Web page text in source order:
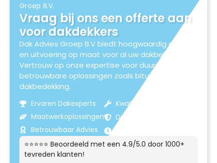
Groep B.V.
Vraag bij ons een offerte aan
voor dakdekkers
Dak Advies Groep B.V biedt hoogwaardig advies
en uitvoering op maat voor al uw dakbehoeften.
Vertrouw op onze expertise voor duurzame en
betrouwbare oplossingen zoals bitumen
dakbedekking.
Ervaren Dakexperts
Maatwerkoplossingen
Betrouwbaar Advies
Kwaliteitsmaterialen
Duurzame Resultaten
⭐⭐⭐⭐⭐ Beoordeeld met een 4.9/5.0 door 1000+
tevreden klanten!